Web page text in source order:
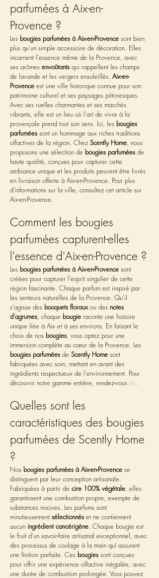
parfumées à Aix-en-
Provence ?
Les bougies parfumées à Aix-en-Provence sont bien
plus qu’un simple accessoire de décoration. Elles
incarnent l'essence même de la Provence, avec
ses arômes envoûtants qui rappellent les champs
de lavande et les vergers ensoleillés. Aix-en-
Provence est une ville historique connue pour son
patrimoine culturel et ses paysages pittoresques.
Avec ses ruelles charmantes et ses marchés
vibrants, elle est un lieu où l'art de vivre à la
provençale prend tout son sens. Ici, les bougies
parfumées sont un hommage aux riches traditions
olfactives de la région. Chez Scently Home, nous
proposons une sélection de bougies parfumées de
haute qualité, conçues pour capturer cette
ambiance unique et les produits peuvent être livrés
en livraison offerte à Aix-en-Provence. Pour plus
d’informations sur la ville, consultez cet article sur
Aix-en-Provence.
Comment les bougies
parfumées capturent-elles
l'essence d'Aix-en-Provence ?
Les bougies parfumées à Aix-en-Provence sont
créées pour capturer l'esprit singulier de cette
région fascinante. Chaque parfum est inspiré par
les senteurs naturelles de la Provence. Qu'il
s'agisse des bouquets floraux ou des notes
d'agrumes, chaque bougie raconte une histoire
unique liée à Aix et à ses environs. En faisant le
choix de nos bougies, vous optez pour une
immersion complète au cœur de la Provence. Les
bougies parfumées de Scently Home sont
fabriquées avec soin, mettant en avant des
ingrédients respectueux de l'environnement. Pour
découvrir notre gamme entière, rendez-vous ici.
Quelles sont les
caractéristiques des bougies
parfumées de Scently Home
?
Nos bougies parfumées à Aix-en-Provence se
distinguent par leur conception artisanale.
Fabriquées à partir de cire 100% végétale, elles
garantissent une combustion propre, exempte de
substances nocives. Les parfums sont
minutieusement sélectionnés et ne contiennent
aucun ingrédient cancérigène. Chaque bougie est
le fruit d'un savoir-faire artisanal exceptionnel, avec
des processus de coulage à la main qui assurent
une finition parfaite. Ces bougies sont conçues
pour offrir une expérience olfactive inégalée, avec
une durée de combustion prolongée. Vous pouvez